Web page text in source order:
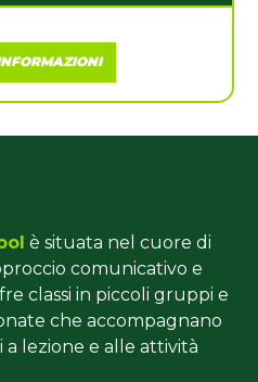
è situata nel cuore di
comunicativo e
classi in piccoli gruppi e
che accompagnano
lezione e alle attività